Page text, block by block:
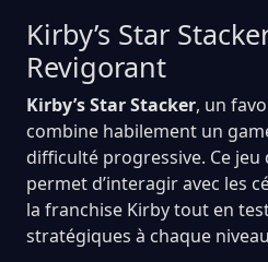
Kirby’s Star
Revigorant
Kirby’s Star Stacker, un
combine habilement un
difficulté progressive. Ce jeu
permet d’interagir avec les
la franchise Kirby tout en
stratégiques à chaque